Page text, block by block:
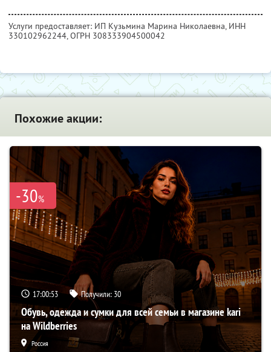
Услуги предоставляет: ИП Кузьмина Марина Николаевна, ИНН
330102962244, ОГРН 308333904500042
Похожие акции:
-30%
17:00:52 Получили: 30
Обувь, одежда и сумки для всей семьи в магазине kari
на Wildberries
Россия